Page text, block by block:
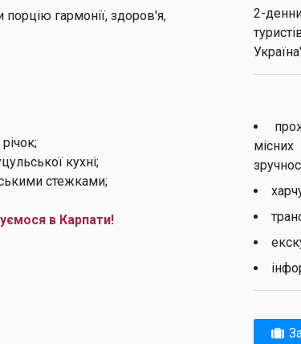
порцію гармонії, здоров'я,
кухні;
стежками;
в Карпати!
2-